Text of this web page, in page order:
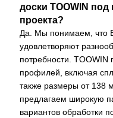
доски TOOWIN
проекта?
Да. Мы понимаем, что
удовлетворяют
потребности.
профилей, включая
также размеры от
предлагаем широкую
вариантов обработки